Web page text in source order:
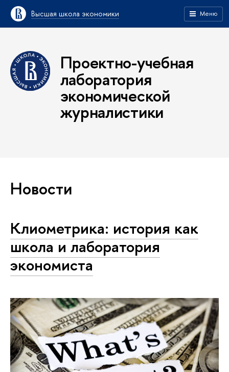
Высшая школа экономики Меню
Проектно-учебная
лаборатория
экономической
журналистики
Новости
Клиометрика: история как
школа и лаборатория
экономиста